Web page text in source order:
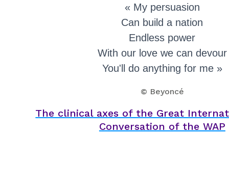
« My persuasion
Can build a nation
Endless power
With our love we can devour
You'll do anything for me »
© Beyoncé
The clinical axes of the Great
Conversation of the WAP